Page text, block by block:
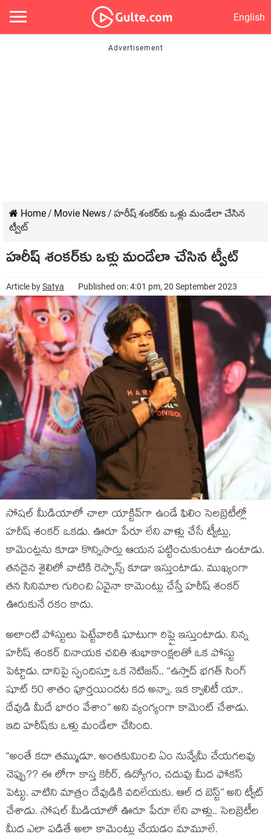
English
Home/ Movie News/ హరీష్‌ శంకర్‌కు ఒళ్లు మండేలా చేసిన
ట్వీట్
హరీష్‌ శంకర్‌కు ఒళ్లు మండేలా చేసిన ట్వీట్
Article bySatya Published on: 4:01 pm, 20 September 2023
సోషల్ మీడియాలో చాలా యాక్టివ్‌గా ఉండే ఫిలిం సెలబ్రెటీల్లో
హరీష్ శంకర్ ఒకడు. ఊరూ పేరూ లేని వాళ్లు చేసే ట్వీట్లు,
కామెంట్లను కూడా కొన్నిసార్లు ఆయన పట్టించుకుంటూ ఉంటాడు.
తనదైన శైలిలో వాటికి రెస్పాన్స్ కూడా ఇస్తుంటాడు. ముఖ్యంగా
తన సినిమాల గురించి ఏవైనా కామెంట్లు చేస్తే హరీష్ శంకర్
ఊరుకునే రకం కాదు.
అలాంటి పోస్టులు పెట్టేవారికి ఘాటుగా రిప్లై ఇస్తుంటాడు. నిన్న
హరీష్ శంకర్ వినాయక చవితి శుభాకాంక్షలతో ఒక పోస్టు
పెట్టాడు. దానిపై స్పందిస్తూ ఒక నెటిజన్.. “ఉస్తాద్ భగత్ సింగ్
షూట్ 50 శాతం పూర్తయిందట కద అన్నా. ఇక క్వాలిటీ యా..
దేవుడి మీదే భారం వేశాం” అని వ్యంగ్యంగా కామెంట్ చేశాడు.
ఇది హరీష్‌కు ఒళ్లు మండేలా చేసింది.
“అంతే కదా తమ్ముడూ. అంతకుమించి ఏం నువ్వేమీ చేయగలవు
చెప్పు?? ఈ లోగా కాస్త కెరీర్, ఉద్యోగం, చదువు మీద ఫోకస్
పెట్టు. వాటిని మాత్రం దేవుడికి వదిలేయకు. ఆల్ ద బెస్ట్’’ అని ట్వీట్
చేశాడు. సోషల్ మీడియాలో ఊరూ పేరూ లేని వాళ్లు.. సెలబ్రెటీల
మీద ఎలా పడితే అలా కామెంట్లు చేయడం మామూలే.